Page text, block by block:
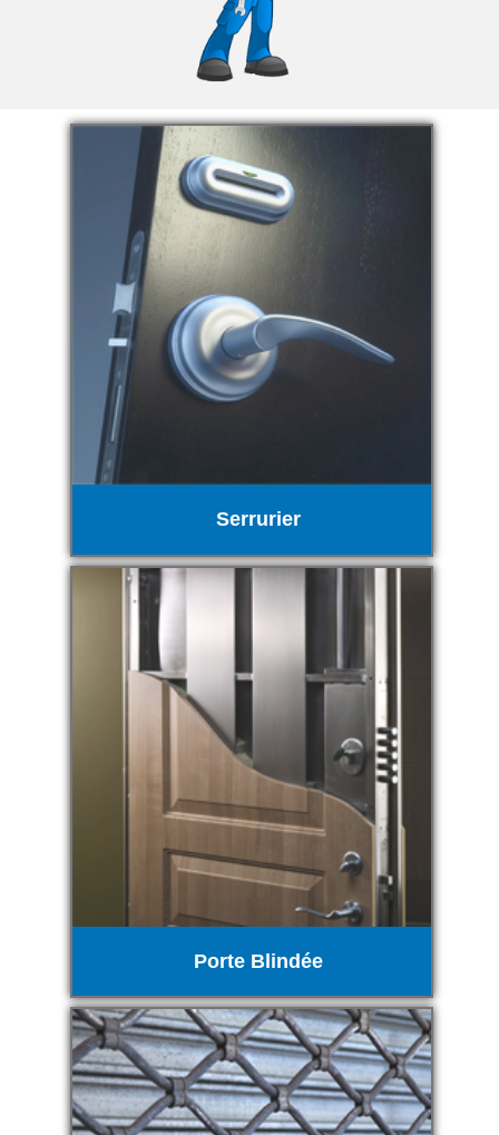
Serrurier
Porte Blindée